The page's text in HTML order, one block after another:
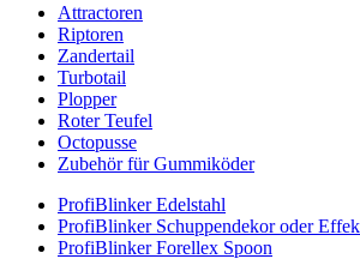
Attractoren
Riptoren
Zandertail
Turbotail
Plopper
Roter Teufel
Octopusse
Zubehör für Gummiköder
ProfiBlinker Edelstahl
ProfiBlinker Schuppendekor oder
ProfiBlinker Forellex Spoon